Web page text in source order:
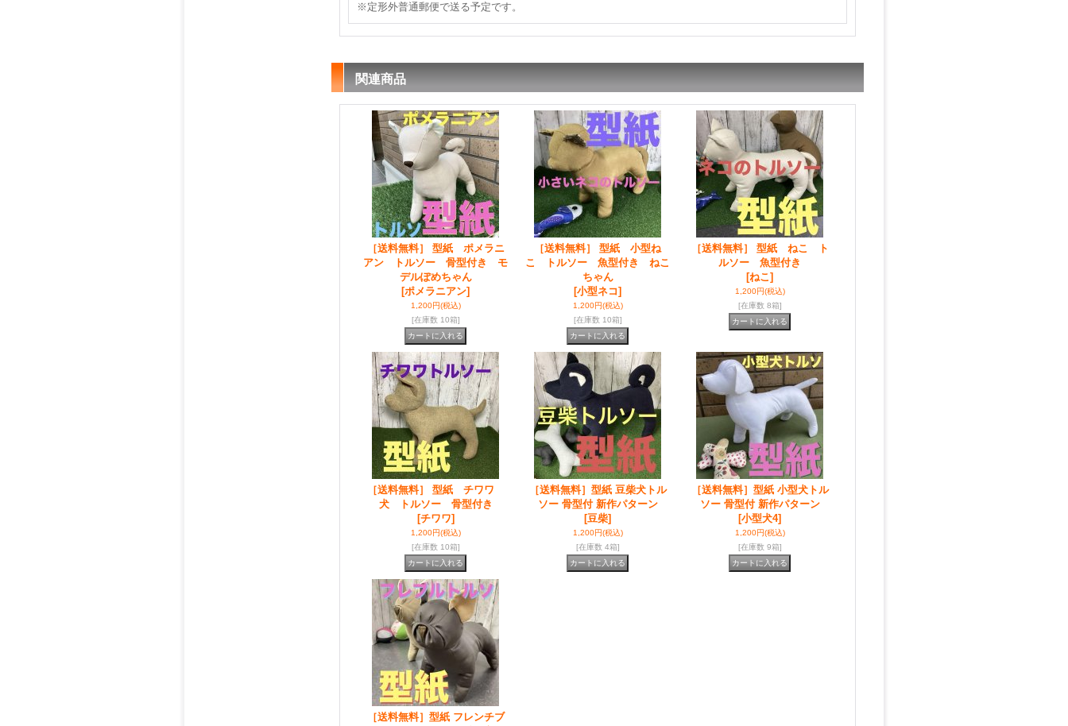
※定形外普通郵便で送る予定です。
関連商品
［送料無料］ 型紙 ポメラニ
アン トルソー 骨型付き モ
デルぽめちゃん
[ポメラニアン]
1,200円(税込)
[在庫数 10箱]
［送料無料］ 型紙 小型ね
こ トルソー 魚型付き ねこ
ちゃん
[小型ネコ]
1,200円(税込)
[在庫数 10箱]
［送料無料］ 型紙 ねこ ト
ルソー 魚型付き
[ねこ]
1,200円(税込)
[在庫数 8箱]
［送料無料］ 型紙 チワワ
犬 トルソー 骨型付き
[チワワ]
1,200円(税込)
[在庫数 10箱]
［送料無料］型紙 豆柴犬トル
ソー 骨型付 新作パターン
[豆柴]
1,200円(税込)
[在庫数 4箱]
［送料無料］型紙 小型犬トル
ソー 骨型付 新作パターン
[小型犬4]
1,200円(税込)
[在庫数 9箱]
［送料無料］型紙 フレンチブ